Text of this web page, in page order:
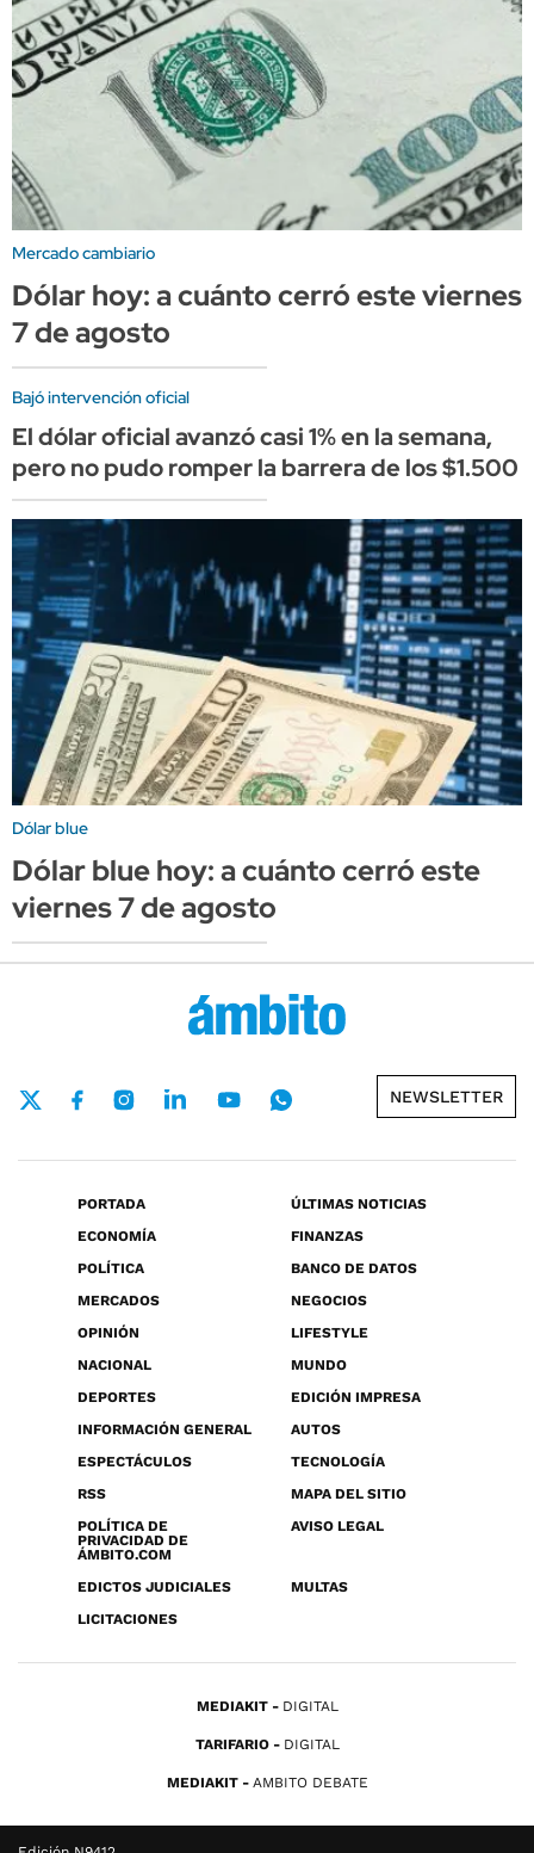
Mercado cambiario
Dólar hoy: a cuánto cerró este viernes
7 de agosto
Bajó intervención oficial
El dólar oficial avanzó casi 1% en la semana,
pero no pudo romper la barrera de los $1.500
Dólar blue
Dólar blue hoy: a cuánto cerró este
viernes 7 de agosto
NEWSLETTER
PORTADA
ÚLTIMAS NOTICIAS
ECONOMÍA
FINANZAS
POLÍTICA
BANCO DE DATOS
MERCADOS
NEGOCIOS
OPINIÓN
LIFESTYLE
NACIONAL
MUNDO
DEPORTES
EDICIÓN IMPRESA
INFORMACIÓN GENERAL
AUTOS
ESPECTÁCULOS
TECNOLOGÍA
RSS
MAPA DEL SITIO
POLÍTICA DE
PRIVACIDAD DE
ÁMBITO.COM
AVISO LEGAL
EDICTOS JUDICIALES
MULTAS
LICITACIONES
MEDIAKIT DIGITAL
TARIFARIO DIGITAL
MEDIAKIT AMBITO DEBATE